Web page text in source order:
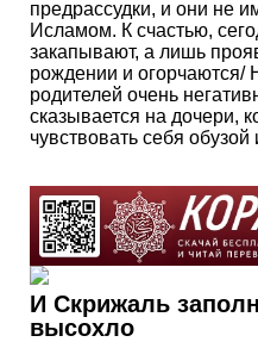
предрассудки, и они не
Исламом. К счастью,
закапывают, а лишь
рождении и огорчаются/
родителей очень
сказывается на дочери,
чувствовать себя
И Скрижаль
высохло